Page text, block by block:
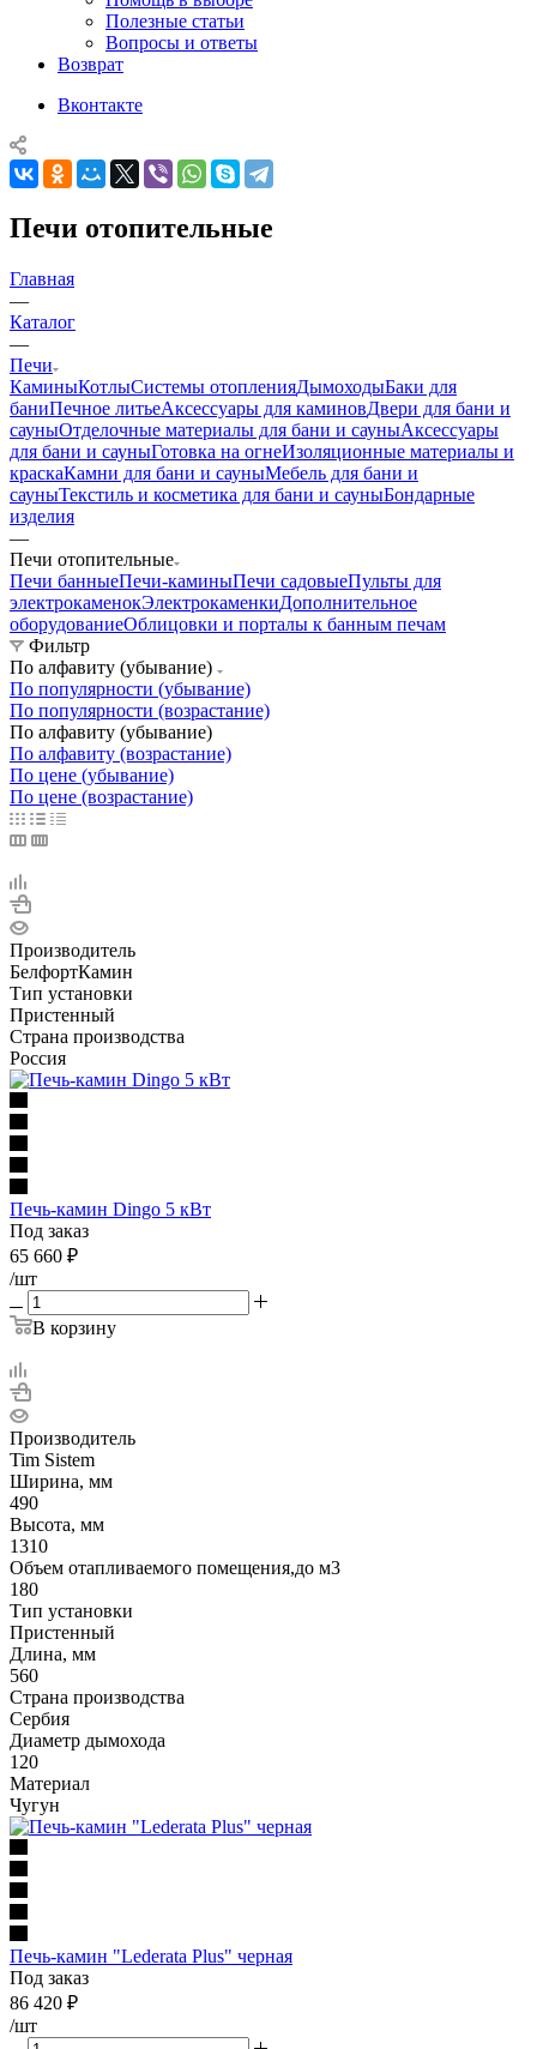
Полезные статьи
Вопросы и ответы
Возврат
Вконтакте
Печи отопительные
Главная
—
Каталог
—
Печи
КаминыКотлыСистемы отопленияДымоходыБаки для
баниПечное литьеАксессуары для каминовДвери для бани и
сауныОтделочные материалы для бани и сауныАксессуары
для бани и сауныГотовка на огнеИзоляционные материалы и
краскаКамни для бани и сауныМебель для бани и
сауныТекстиль и косметика для бани и сауныБондарные
изделия
—
Печи отопительные
Печи банныеПечи-каминыПечи садовыеПульты для
электрокаменокЭлектрокаменкиДополнительное
оборудованиеОблицовки и порталы к банным печам
Фильтр
По алфавиту (убывание)
По популярности (убывание)
По популярности (возрастание)
По алфавиту (убывание)
По алфавиту (возрастание)
По цене (убывание)
По цене (возрастание)
Производитель
БелфортКамин
Тип установки
Пристенный
Страна производства
Россия
Печь-камин Dingo 5 кВт
Под заказ
65 660 ₽
/шт
В корзину
Производитель
Tim Sistem
Ширина, мм
490
Высота, мм
1310
Объем отапливаемого помещения,до м3
180
Тип установки
Пристенный
Длина, мм
560
Страна производства
Сербия
Диаметр дымохода
120
Материал
Чугун
Печь-камин "Lederata Plus" черная
Под заказ
86 420 ₽
/шт